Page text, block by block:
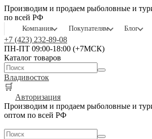
Производим и продаем рыболовные и
по всей РФ
Компания Покупателям Блог
+7 (423) 232-89-08
ПН-ПТ 09:00-18:00 (+7МСК)
Каталог товаров
Владивосток
🛒
Авторизация
Производим и продаем рыболовные и
оптом по всей РФ